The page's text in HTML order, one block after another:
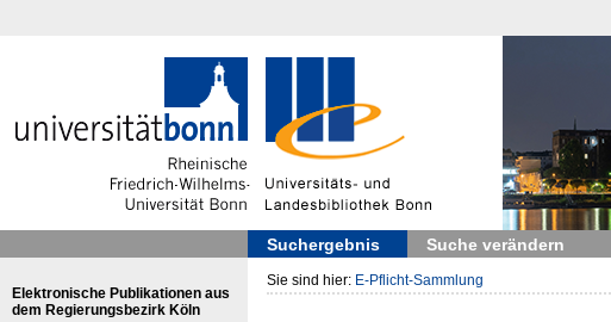
Suchergebnis Suche verändern
Elektronische Publikationen aus
dem Regierungsbezirk Köln
Sie sind hier: E-Pflicht-Sammlung